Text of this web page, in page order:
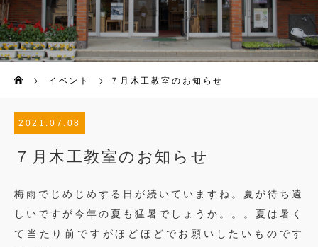
イベント ７月木工教室のお知らせ
2021.07.08
７月木工教室のお知らせ
梅雨でじめじめする日が続いていますね。夏が待ち遠
しいですが今年の夏も猛暑でしょうか。。。夏は暑く
て当たり前ですがほどほどでお願いしたいものです